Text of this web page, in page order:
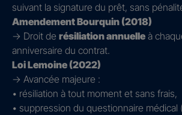
suivant la signature du prêt, sans
Amendement Bourquin (2018)
→ Droit de résiliation annuelle à
anniversaire du contrat.
Loi Lemoine (2022)
→ Avancée majeure :
• résiliation à tout moment et sans frais,
• suppression du questionnaire médical